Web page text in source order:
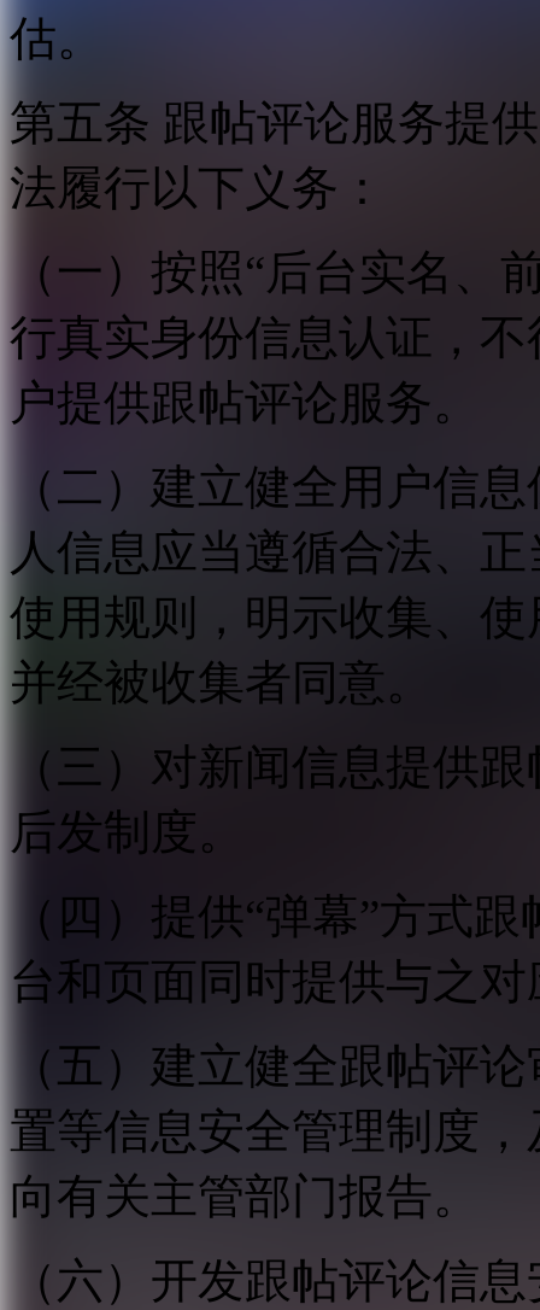
估。
第五条 跟帖评论服务提
法履行以下义务：
（一）按照“后台实名、
行真实身份信息认证，
户提供跟帖评论服务。
（二）建立健全用户信
人信息应当遵循合法、
使用规则，明示收集、
并经被收集者同意。
（三）对新闻信息提供
后发制度。
（四）提供“弹幕”方式
台和页面同时提供与之
（五）建立健全跟帖评
置等信息安全管理制度
向有关主管部门报告。
（六）开发跟帖评论信